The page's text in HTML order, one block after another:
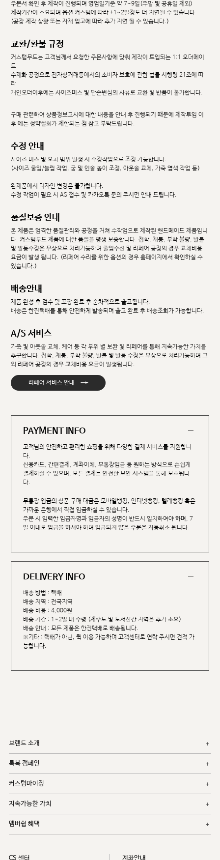
주문서 확인 후 제작이 진행되며 영업일기준 약 7~9일(주말 및 공휴일 제외)
제작기간이 소요되며 옵션 커스텀에 따라 +1~2일정도 더 지연될 수 있습니다.
(공장 제작 상황 또는 자재 입고에 따라 추가 지연 될 수 있습니다.)
교환/환불 규정
커스텀무드는 고객님께서 요청한 주문사항에 맞춰 제작이 투입되는 1:1 오더메이
드
수제화 공정으로 전자상거래등에서의 소비자 보호에 관한 법률 시행령 21조에 따
라
개인오더이후에는 사이즈미스 및 단순변심의 사유로 교환 및 반품이 불가합니다.
구매 관련하여 상품정보고시에 대한 내용을 안내 후 진행되기 때문에 제작투입 이
후 에는 청약철회가 제한되는 점 참고 부탁드립니다.
수정 안내
사이즈 미스 및 오차 범위 발생 시 수정작업으로 조정 가능합니다.
(사이즈 줄임/늘림 작업, 굽 및 인솔 높이 조정, 아웃솔 교체, 가죽 염색 작업 등)
완제품에서 디자인 변경은 불가합니다.
수정 작업이 필요 시 AS 접수 및 카카오톡 문의 주시면 안내 드립니다.
품질보증 안내
본 제품은 엄격한 품질관리와 공정을 거쳐 수작업으로 제작된 핸드메이드 제품입니
다. 커스텀무드 제품에 대한 품질을 평생 보증합니다. 접착, 재봉, 부착 불량, 발볼
및 발등수정은 무상으로 처리가능하며 줄임수선 및 리페어 공정의 경우 교체비용
요금이 발생 됩니다. (리페어 수리를 위한 옵션의 경우 홈페이지에서 확인하실 수
있습니다.)
배송안내
제품 완성 후 검수 및 포장 완료 후 순차적으로 출고됩니다.
배송은 한진택배를 통해 안전하게 발송되며 출고 완료 후 배송조회가 가능합니다.
A/S 서비스
가죽 및 아웃솔 교체, 케어 등 각 부위 별 보완 및 리페어를 통해 지속가능한 가치를
추구합니다. 접착, 재봉, 부착 불량, 발볼 및 발등 수정은 무상으로 처리가능하며 그
외 리페어 공정의 경우 교체비용 요금이 발생됩니다.
리페어 서비스 안내 →
PAYMENT INFO
고객님의 안전하고 편리한 쇼핑을 위해 다양한 결제 서비스를 지원합니
다.
신용카드, 간편결제, 계좌이체, 무통장입금 등 원하는 방식으로 손쉽게
결제하실 수 있으며, 모든 결제는 안전한 보안 시스템을 통해 보호됩니
다.
무통장 입금의 상품 구매 대금은 모바일뱅킹, 인터넷뱅킹, 텔레뱅킹 혹은
가까운 은행에서 직접 입금하실 수 있습니다.
주문 시 입력한 입금자명과 입금자의 성명이 반드시 일치하여야 하며, 7
일 이내로 입금을 하셔야 하며 입금되지 않은 주문은 자동취소 됩니다.
DELIVERY INFO
배송 방법 : 택배
배송 지역 : 전국지역
배송 비용 : 4,000원
배송 기간 : 1~2일 내 수령 (제주도 및 도서산간 지역은 추가 소요)
배송 안내 : 모든 제품은 한진택배로 배송됩니다.
※기타 : 택배가 아닌, 퀵 이용 가능하며 고객센터로 연락 주시면 견적 가
능합니다.
브랜드 소개
룩북 캠페인
커스텀마이징
지속가능한 가치
멤버쉽 혜택
CS 센터 계좌안내